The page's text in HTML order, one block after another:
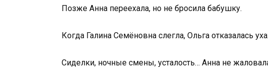
Позже Анна переехала, но не бросила бабушку.
Когда Галина Семёновна слегла, Ольга отказалась
Сиделки, ночные смены, усталость… Анна не